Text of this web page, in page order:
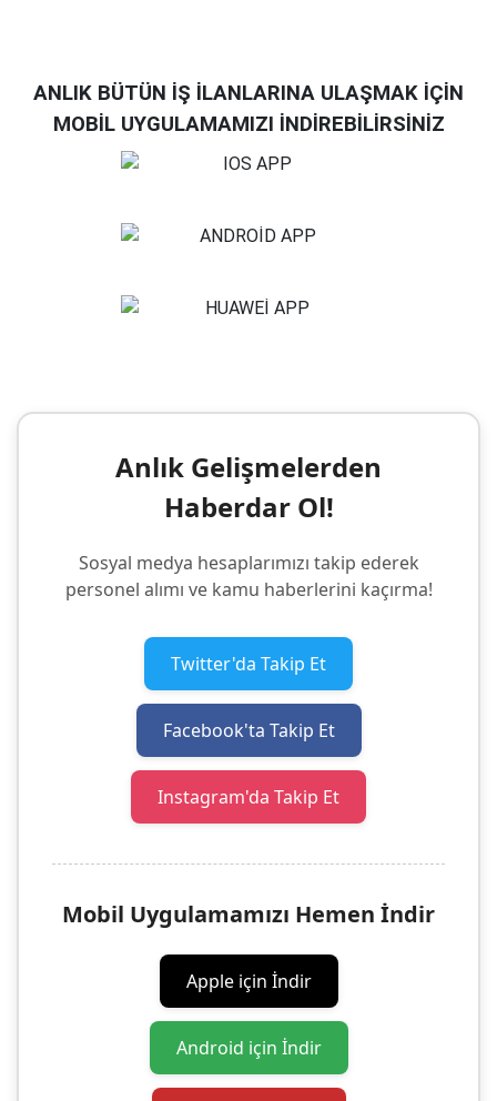
ANLIK BÜTÜN İŞ İLANLARINA ULAŞMAK İÇİN
MOBİL UYGULAMAMIZI İNDİREBİLİRSİNİZ
Anlık Gelişmelerden
Haberdar Ol!
Sosyal medya hesaplarımızı takip ederek
personel alımı ve kamu haberlerini kaçırma!
Twitter'da Takip Et
Facebook'ta Takip Et
Instagram'da Takip Et
Mobil Uygulamamızı Hemen İndir
Apple için İndir
Android için İndir